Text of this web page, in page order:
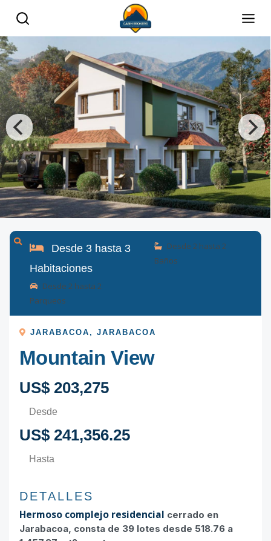
Desde 3hasta 3
Habitaciones
Desde 2 hasta 2
Baños
Desde 2 hasta 2
Parqueos
JARABACOA ,JARABACOA
Mountain View
US$ 203,275
Desde
US$ 241,356.25
Hasta
DETALLES
Hermoso complejo residencial cerrado en
Jarabacoa, consta de 39 lotes desde 518.76 a